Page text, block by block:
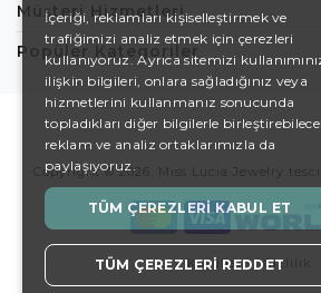
Müşteri Hizmetleri
Popüler Kategoriler
Copyright © 2026, Miss Lucia Jewelry
Koşullar Gizlilik
DE
EN
SWEDISH
TURKISH
İçeriği, reklamları kişiselleştirmek ve
trafiğimizi analiz etmek için çerezleri
kullanıyoruz. Ayrıca sitemizi
ilişkin bilgileri, onlara sağladığınız veya
hizmetlerini kullanmanız sonucunda
topladıkları diğer bilgilerle
reklam ve analiz ortaklarımızla da
paylaşıyoruz.
TÜM ÇEREZLERI KABUL ET
TÜM ÇEREZLERI REDDET